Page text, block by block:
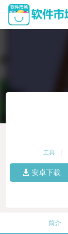
工具
安卓下载
简介